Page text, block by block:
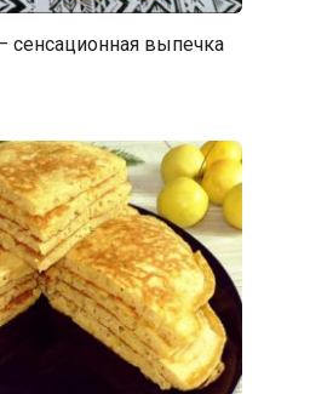
выпечка